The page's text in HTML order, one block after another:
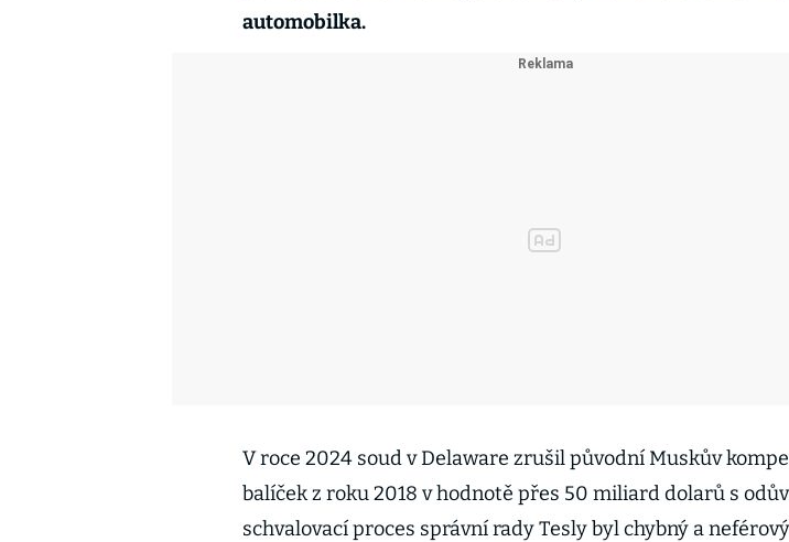
automobilka.
V roce 2024 soud v Delaware zrušil původní Muskův
balíček z roku 2018 v hodnotě přes 50 miliard dolarů s
schvalovací proces správní rady Tesly byl chybný a